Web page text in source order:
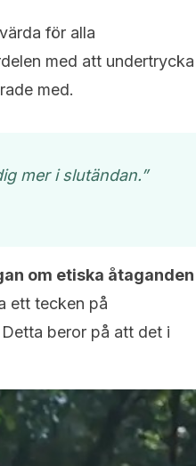
för alla
med att undertrycka
med.
mer i slutändan.”
om etiska åtaganden
ett tecken på
beror på att det i